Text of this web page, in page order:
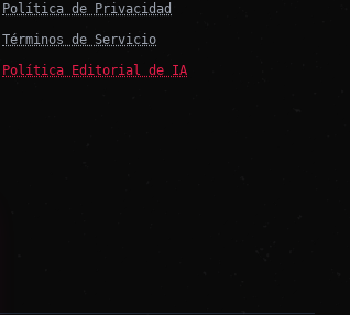
Política de Privacidad
Términos de Servicio
Política Editorial de IA